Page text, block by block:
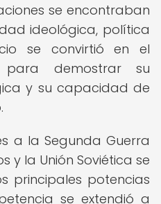
se encontraban
ideológica, política
se convirtió en el
para demostrar su
y su capacidad de
a la Segunda Guerra
y la Unión Soviética se
principales potencias
se extendió a